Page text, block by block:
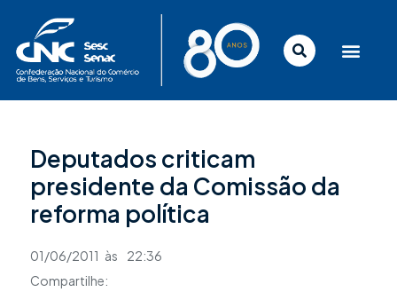
conteúdo
Deputados criticam
presidente da Comissão da
reforma política
01/06/2011 às
22:36
Compartilhe: